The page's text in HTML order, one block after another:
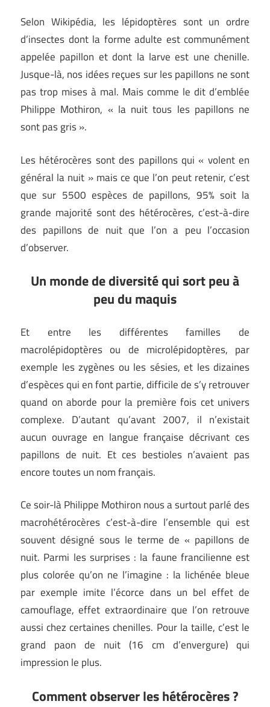
Selon Wikipédia, les lépidoptères sont un ordre
d’insectes dont la forme adulte est communément
appelée papillon et dont la larve est une chenille.
Jusque-là, nos idées reçues sur les papillons ne sont
pas trop mises à mal. Mais comme le dit d’emblée
Philippe Mothiron, « la nuit tous les papillons ne
sont pas gris ».
Les hétérocères sont des papillons qui « volent en
général la nuit » mais ce que l’on peut retenir, c’est
que sur 5500 espèces de papillons, 95% soit la
grande majorité sont des hétérocères, c’est-à-dire
des papillons de nuit que l’on a peu l’occasion
d’observer.
Un monde de diversité qui sort peu à
peu du maquis
Et entre les différentes familles de
macrolépidoptères ou de microlépidoptères, par
exemple les zygènes ou les sésies, et les dizaines
d’espèces qui en font partie, difficile de s’y retrouver
quand on aborde pour la première fois cet univers
complexe. D’autant qu’avant 2007, il n’existait
aucun ouvrage en langue française décrivant ces
papillons de nuit. Et ces bestioles n’avaient pas
encore toutes un nom français.
Ce soir-là Philippe Mothiron nous a surtout parlé des
macrohétérocères c’est-à-dire l’ensemble qui est
souvent désigné sous le terme de « papillons de
nuit. Parmi les surprises : la faune francilienne est
plus colorée qu’on ne l’imagine : la lichénée bleue
par exemple imite l’écorce dans un bel effet de
camouflage, effet extraordinaire que l’on retrouve
aussi chez certaines chenilles. Pour la taille, c’est le
grand paon de nuit (16 cm d’envergure) qui
impression le plus.
Comment observer les hétérocères ?